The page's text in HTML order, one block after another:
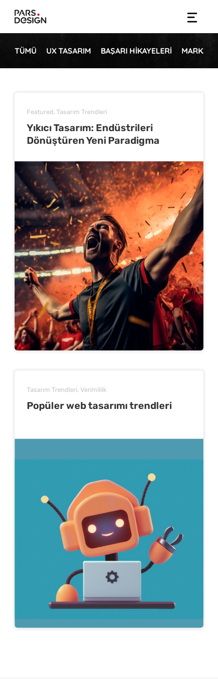
content
TÜMÜ UX TASARIM BAŞARI HIKAYELERI
Yıkıcı Tasarım: Endüstrileri
Dönüştüren Yeni Paradigma
Featured, Tasarım Trendleri
Popüler web tasarımı trendleri
Tasarım Trendleri, Verimlilik